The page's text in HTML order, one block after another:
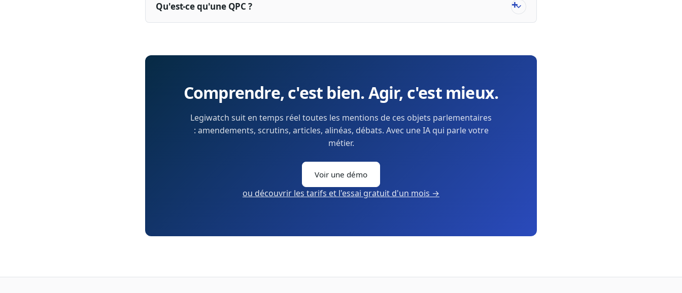
Qu'est-ce qu'une QPC ?
Comprendre, c'est bien. Agir, c'est mieux.
Legiwatch suit en temps réel toutes les mentions de ces objets parlementaires
: amendements, scrutins, articles, alinéas, débats. Avec une IA qui parle votre
métier.
Voir une démo
ou découvrir les tarifs et l'essai gratuit d'un mois →